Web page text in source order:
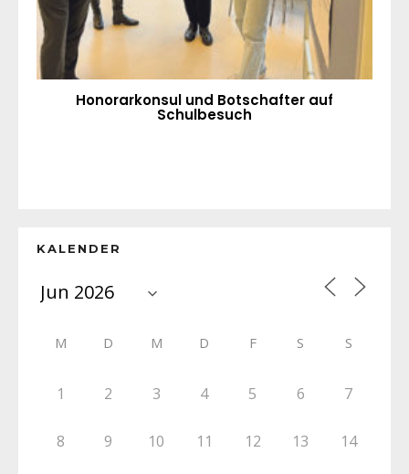
Honorarkonsul und Botschafter auf
Schulbesuch
KALENDER
M D M D F S S
1 2 3 4 5 6 7
8 9 10 11 12 13 14